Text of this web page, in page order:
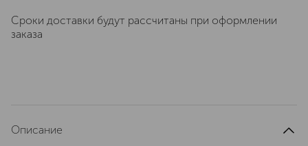
Сроки доставки будут рассчитаны при оформлении
заказа
Описание